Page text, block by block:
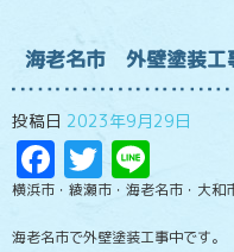
海老名市 外壁塗装工
投稿日 2023年9月29日
Facebook
Twitter
横浜市・綾瀬市・海老名市・大和
海老名市で外壁塗装工事中です。